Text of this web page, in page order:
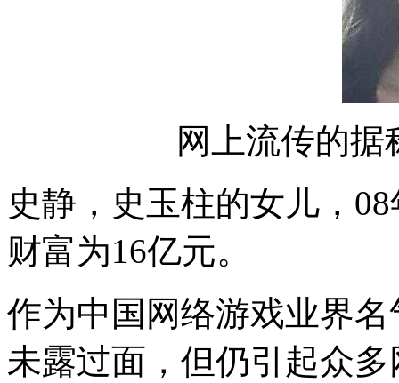
网上流传的
史静，史玉柱的女儿，
财富为16亿元。
作为中国网络游戏业界
未露过面，但仍引起众